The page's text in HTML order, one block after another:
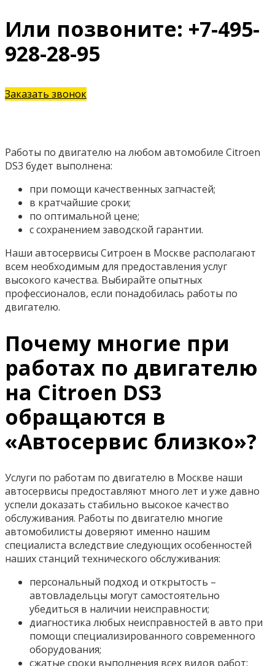
Или позвоните: +7-495-
928-28-95
Заказать звонок
Работы по двигателю на любом автомобиле Citroen
DS3 будет выполнена:
при помощи качественных запчастей;
в кратчайшие сроки;
по оптимальной цене;
с сохранением заводской гарантии.
Наши автосервисы Ситроен в Москве располагают
всем необходимым для предоставления услуг
высокого качества. Выбирайте опытных
профессионалов, если понадобилась работы по
двигателю.
Почему многие при
работах по двигателю
на Citroen DS3
обращаются в
«Автосервис близко»?
Услуги по работам по двигателю в Москве наши
автосервисы предоставляют много лет и уже давно
успели доказать стабильно высокое качество
обслуживания. Работы по двигателю многие
автомобилисты доверяют именно нашим
специалиста вследствие следующих особенностей
наших станций технического обслуживания:
персональный подход и открытость –
автовладельцы могут самостоятельно
убедиться в наличии неисправности;
диагностика любых неисправностей в авто при
помощи специализированного современного
оборудования;
сжатые сроки выполнения всех видов работ;